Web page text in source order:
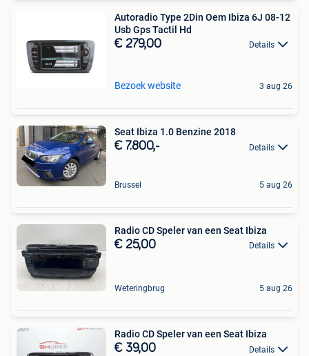
Autoradio Type 2Din Oem Ibiza 6J 08-12
Usb Gps Tactil Hd
€ 279,00 Details
Bezoek website 3 aug 26
Seat Ibiza 1.0 Benzine 2018
€ 7.800,- Details
Brussel 5 aug 26
Radio CD Speler van een Seat Ibiza
€ 25,00 Details
Weteringbrug 5 aug 26
Radio CD Speler van een Seat Ibiza
€ 39,00 Details